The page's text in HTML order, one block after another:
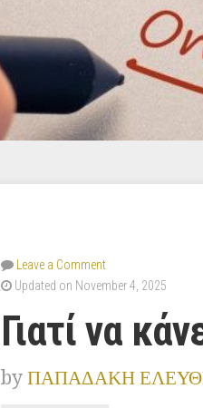
Leave a Comment
Updated on November 4, 2025
Γιατί να
by ΠΑΠΑΔΑΚΗ